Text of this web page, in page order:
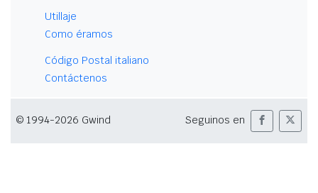
Utillaje
Como éramos
Código Postal italiano
Contáctenos
© 1994-2026 Gwind Seguinos en